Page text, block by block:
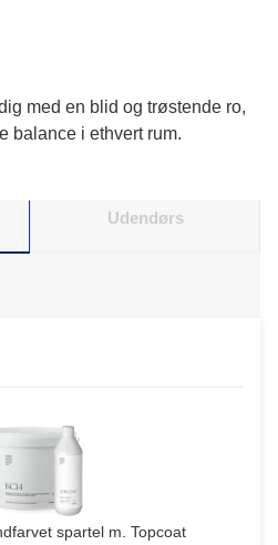
med en blid og trøstende ro,
balance i ethvert rum.
Udendørs
spartel m. Topcoat